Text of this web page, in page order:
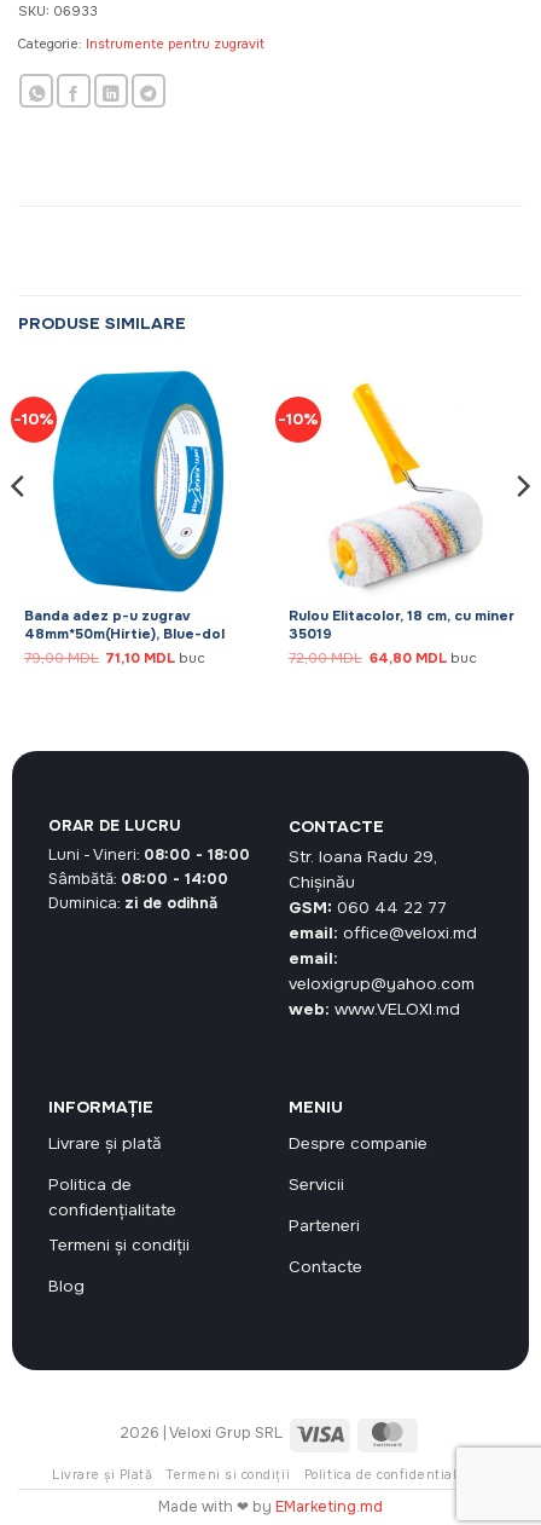
SKU: 06933
Categorie: Instrumente pentru zugravit
PRODUSE SIMILARE
-10%
Banda adez p-u zugrav
48mm*50m(Hirtie), Blue-dol
79,00MDL Prețul
inițial
71,10 MDLPrețul
buc
-10%
Rulou Elitacolor, 18 cm, cu miner
35019
72,00MDL Prețul
inițial
64,80 MDLPrețul
buc
CONTACTE
Str. Ioana Radu 29,
Chișinău
GSM: 060 44 22 77
email: office@veloxi.md
email:
veloxigrup@yahoo.com
web: www.VELOXI.md
INFORMAȚIE
Livrare și plată
Politica de
confidențialitate
Termeni și condiții
Blog
MENIU
Despre companie
Servicii
Parteneri
Contacte
ORAR DE LUCRU
Luni - Vineri: 08:00 - 18:00
Sâmbătă: 08:00 - 14:00
Duminica: zi de odihnă
2026 | Veloxi Grup SRL Visa
Livrare și Plată Termeni si condiții Politica de confidentialitate
Made with ❤ by EMarketing.md